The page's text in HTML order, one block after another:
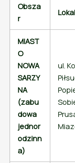
Obsza
r
MIAST
O
NOWA
SARZY
NA
(zabu
dowa
jednor
odzinn
a)
ul.